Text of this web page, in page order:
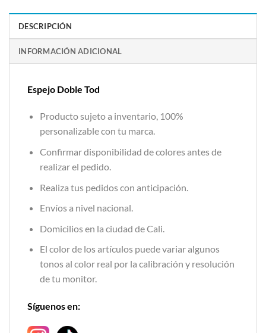
DESCRIPCIÓN
INFORMACIÓN ADICIONAL
Espejo Doble Tod
Producto sujeto a inventario, 100%
personalizable con tu marca.
Confirmar disponibilidad de colores antes de
realizar el pedido.
Realiza tus pedidos con anticipación.
Envíos a nivel nacional.
Domicilios en la ciudad de Cali.
El color de los artículos puede variar algunos
tonos al color real por la calibración y resolución
de tu monitor.
Síguenos en: